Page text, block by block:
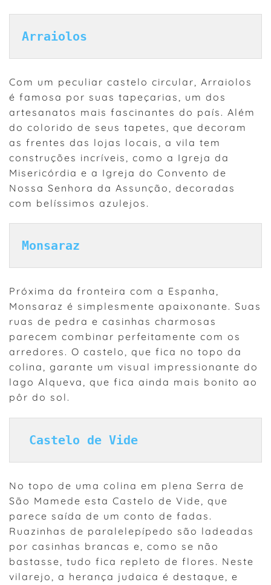
Arraiolos
Com um peculiar castelo circular, Arraiolos
é famosa por suas tapeçarias, um dos
artesanatos mais fascinantes do país. Além
do colorido de seus tapetes, que decoram
as frentes das lojas locais, a vila tem
construções incríveis, como a Igreja da
Misericórdia e a Igreja do Convento de
Nossa Senhora da Assunção, decoradas
com belíssimos azulejos.
Monsaraz
Próxima da fronteira com a Espanha,
Monsaraz é simplesmente apaixonante. Suas
ruas de pedra e casinhas charmosas
parecem combinar perfeitamente com os
arredores. O castelo, que fica no topo da
colina, garante um visual impressionante do
lago Alqueva, que fica ainda mais bonito ao
pôr do sol.
Castelo de Vide
No topo de uma colina em plena Serra de
São Mamede esta Castelo de Vide, que
parece saída de um conto de fadas.
Ruazinhas de paralelepípedo são ladeadas
por casinhas brancas e, como se não
bastasse, tudo fica repleto de flores. Neste
vilarejo, a herança judaica é destaque, e